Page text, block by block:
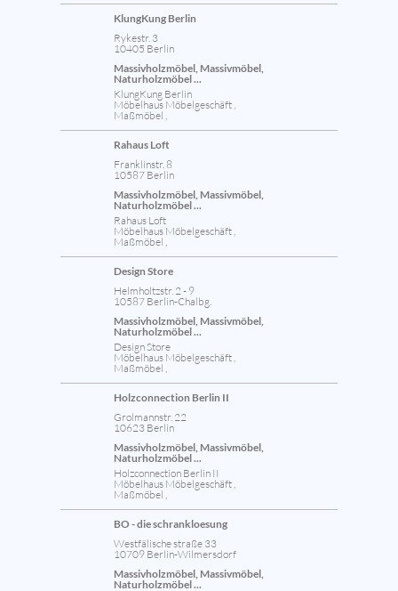
KlungKung Berlin
Rykestr. 3
10405 Berlin
Massivholzmöbel, Massivmöbel,
Naturholzmöbel ...
KlungKung Berlin
Möbelhaus Möbelgeschäft ,
Maßmöbel ,
Rahaus Loft
Franklinstr. 8
10587 Berlin
Massivholzmöbel, Massivmöbel,
Naturholzmöbel ...
Rahaus Loft
Möbelhaus Möbelgeschäft ,
Maßmöbel ,
Design Store
Helmholtzstr. 2 - 9
10587 Berlin-Chalbg.
Massivholzmöbel, Massivmöbel,
Naturholzmöbel ...
Design Store
Möbelhaus Möbelgeschäft ,
Maßmöbel ,
Holzconnection Berlin II
Grolmannstr. 22
10623 Berlin
Massivholzmöbel, Massivmöbel,
Naturholzmöbel ...
Holzconnection Berlin II
Möbelhaus Möbelgeschäft ,
Maßmöbel ,
BO - die schrankloesung
Westfälische straße 33
10709 Berlin-Wilmersdorf
Massivholzmöbel, Massivmöbel,
Naturholzmöbel ...